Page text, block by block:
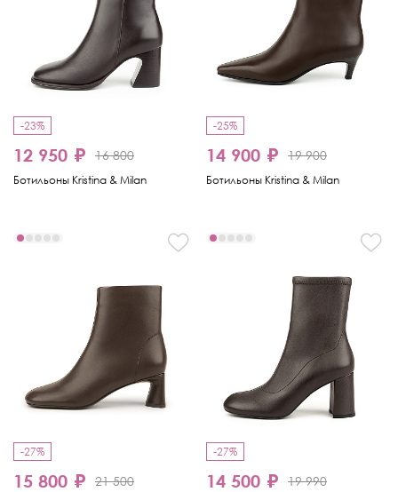
-23%
12 950 ₽ 16 800
Ботильоны Kristina & Milan
-25%
14 900 ₽ 19 900
Ботильоны Kristina & Milan
-27%
15 800 ₽ 21 500
-27%
14 500 ₽ 19 990